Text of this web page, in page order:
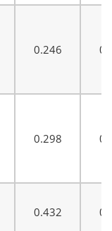
0.246
0.298
0.432